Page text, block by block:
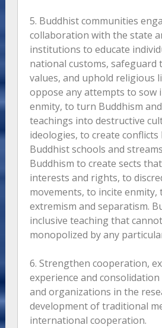
5. Buddhist communities
collaboration with the state
institutions to educate
national customs, safeguard
values, and uphold religious
oppose any attempts to sow
enmity, to turn Buddhism
teachings into destructive
ideologies, to create
Buddhist schools and
Buddhism to create sects
interests and rights, to
movements, to incite
extremism and separatism.
inclusive teaching that
monopolized by any
6. Strengthen cooperation,
experience and
and organizations in the
development of traditional
international cooperation.